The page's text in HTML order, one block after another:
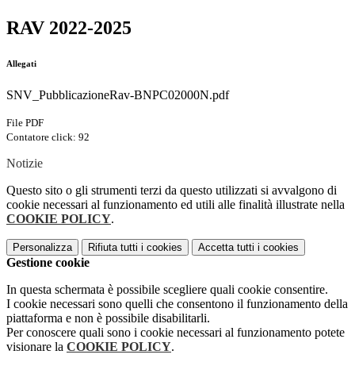
RAV 2022-2025
Allegati
SNV_PubblicazioneRav-BNPC02000N.pdf
File PDF
Contatore click: 92
Notizie
Questo sito o gli strumenti terzi da questo utilizzati si avvalgono di
cookie necessari al funzionamento ed utili alle finalità illustrate nella
COOKIE POLICY.
Personalizza Rifiuta tutti i cookies Accetta tutti i cookies
Gestione cookie
In questa schermata è possibile scegliere quali cookie consentire.
I cookie necessari sono quelli che consentono il funzionamento della
piattaforma e non è possibile disabilitarli.
Per conoscere quali sono i cookie necessari al funzionamento potete
visionare la COOKIE POLICY.